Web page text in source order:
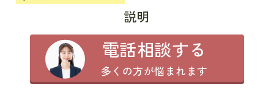
説明
電話相談する
多くの方が悩まれます